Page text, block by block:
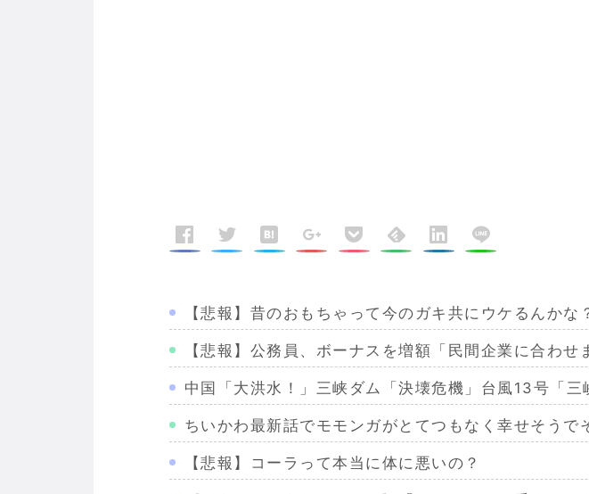
【悲報】昔のおもちゃって今のガキ共にウケるんかな
【悲報】公務員、ボーナスを増額「民間企業に合わせ
中国「大洪水！」三峡ダム「決壊危機」台風13号「
ちいかわ最新話でモモンガがとてつもなく幸せそう
【悲報】コーラって本当に体に悪いの？